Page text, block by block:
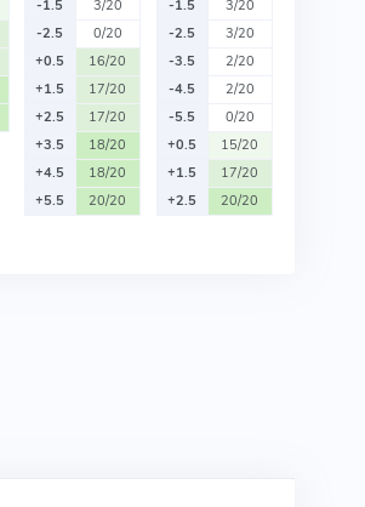
-1.5
3/20
-2.5
0/20
+0.5
16/20
+1.5
17/20
+2.5
17/20
+3.5
18/20
+4.5
18/20
+5.5
20/20
-1.5
3/20
-2.5
3/20
-3.5
2/20
-4.5
2/20
-5.5
0/20
+0.5
15/20
+1.5
17/20
+2.5
20/20